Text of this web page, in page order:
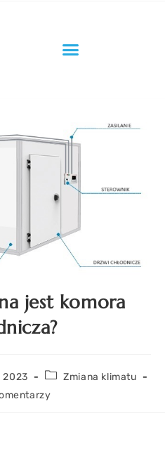
jest komora
2023
Zmiana klimatu